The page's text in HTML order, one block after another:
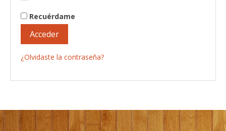
Recuérdame
Acceder
¿Olvidaste la contraseña?